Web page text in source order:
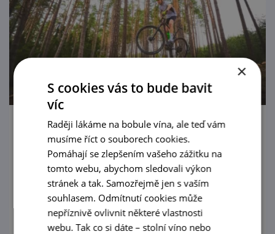
Sportpark Boskovice
Rádi se na kole proháníte lesem? Boskovický
Sportpark nabízí navíc pumptrack a parádní
zázemí. Singletraily v lese Doubrava už
čekají.
prohlédnout
×
S cookies vás to bude bavit
víc
Raději lákáme na bobule vína, ale teď vám
musíme říct o souborech cookies.
Pomáhají se zlepšením vašeho zážitku na
tomto webu, abychom sledovali výkon
stránek a tak. Samozřejmě jen s vaším
souhlasem. Odmítnutí cookies může
nepříznivě ovlivnit některé vlastnosti
webu. Tak co si dáte – stolní víno nebo